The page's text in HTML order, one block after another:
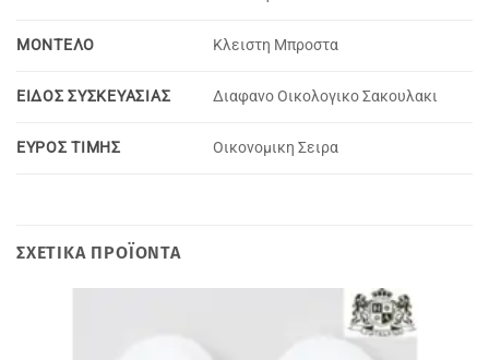
MOΝΤΕΛΟ Κλειστη Μπροστα
ΕΙΔΟΣ ΣΥΣΚΕΥΑΣΙΑΣ Διαφανο Οικολογικο Σακουλακι
ΕΥΡΟΣ ΤΙΜΗΣ Oικονομικη Σειρα
ΣΧΕΤΙΚΆ ΠΡΟΪΌΝΤΑ